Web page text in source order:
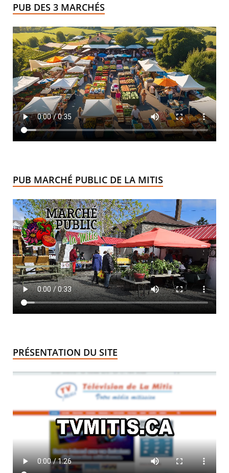
PUB DES 3 MARCHÉS
PUB MARCHÉ PUBLIC DE LA MITIS
PRÉSENTATION DU SITE